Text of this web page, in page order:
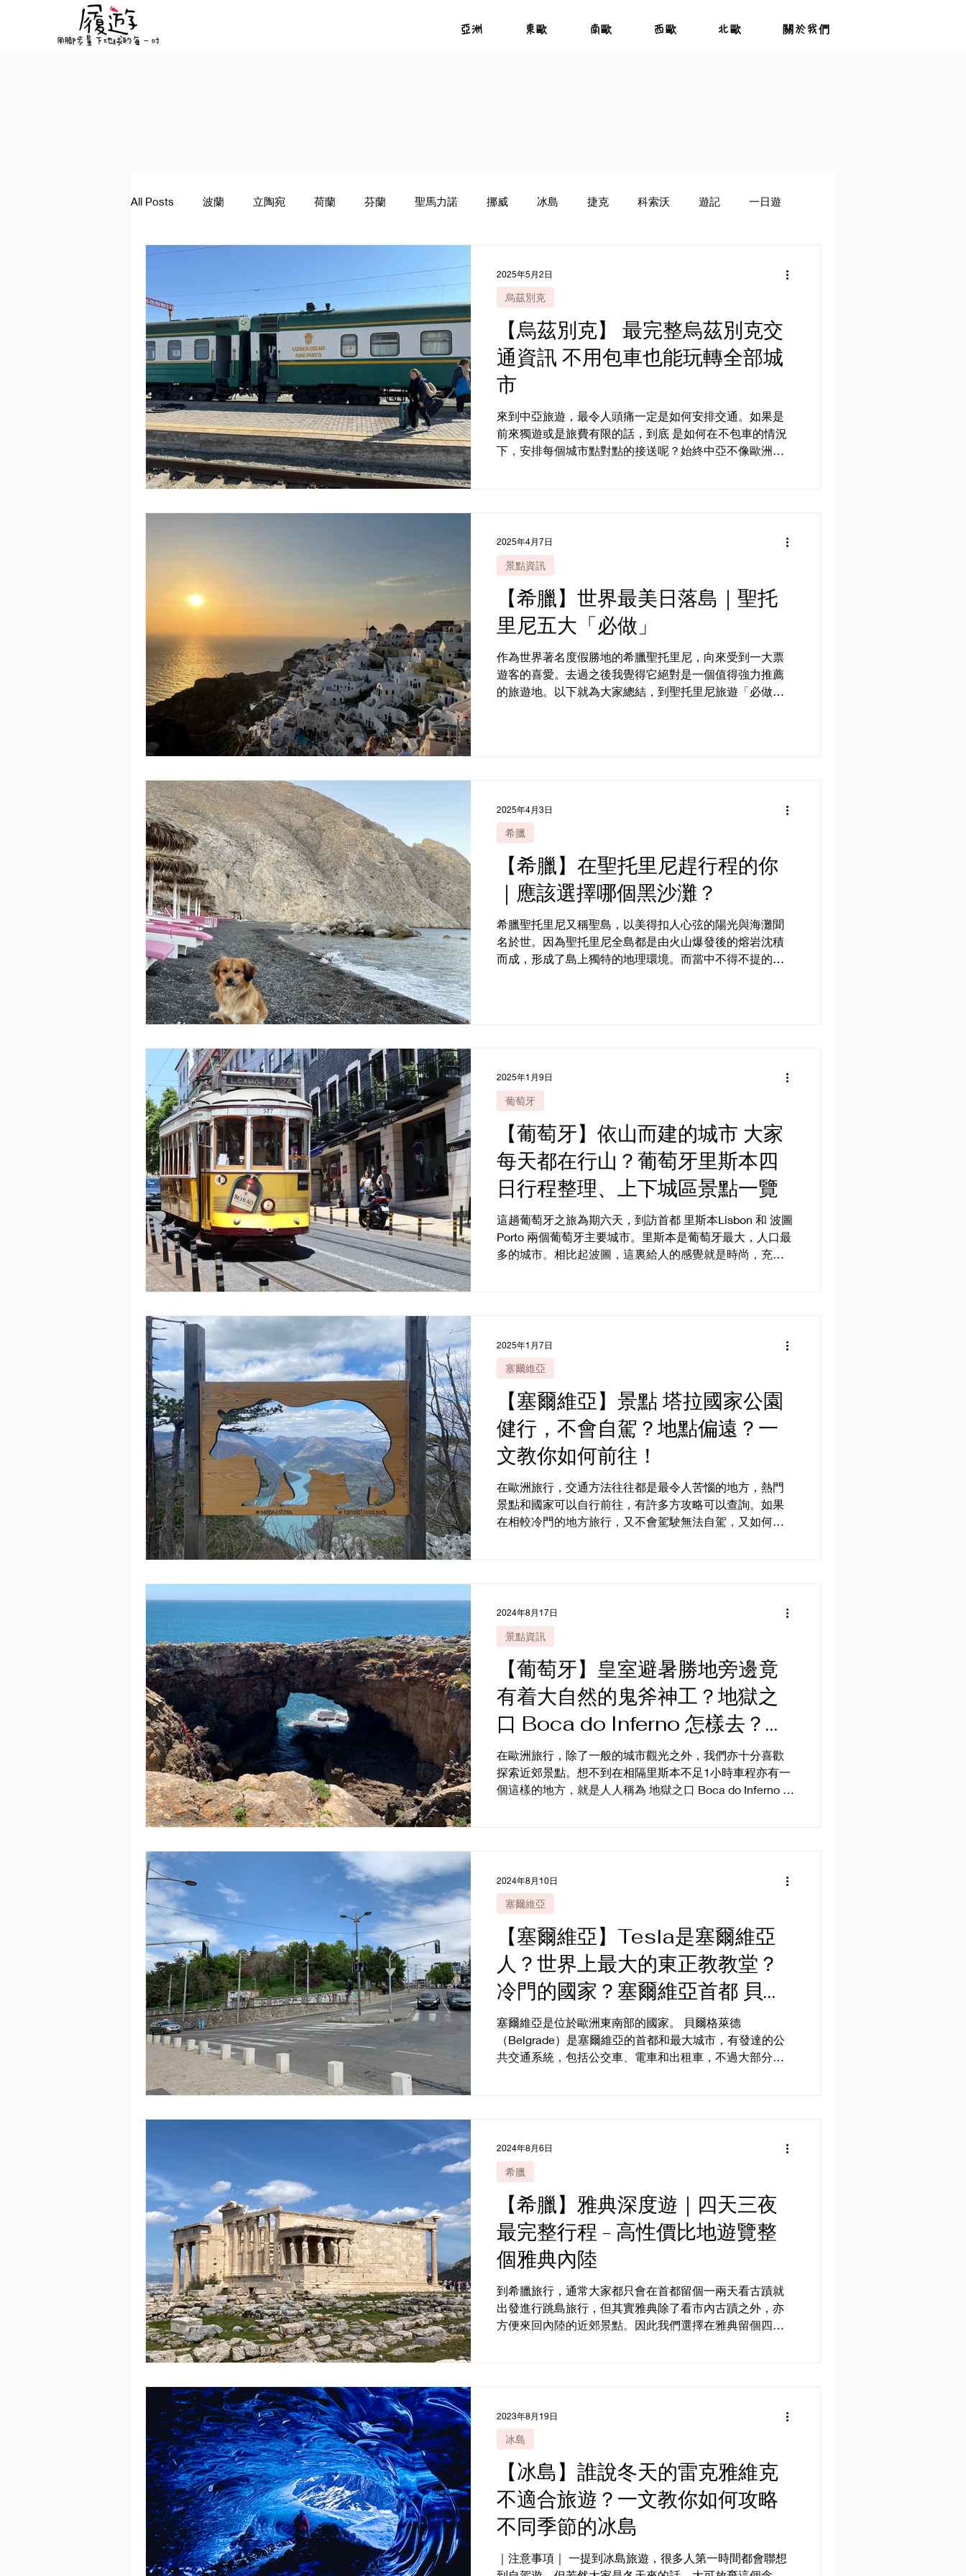
亞洲 東歐 南歐 西歐 北歐 關於我們
All Posts 波蘭 立陶宛 荷蘭 芬蘭 聖馬力諾 挪威 冰島 捷克 科索沃 遊記 一日遊
【烏茲別克】 最完整烏茲別克交
通資訊 不用包車也能玩轉全部城
市
來到中亞旅遊，最令人頭痛一定是如何安排交通。如果是
前來獨遊或是旅費有限的話，到底 是如何在不包車的情況
下，安排每個城市點對點的接送呢？始終中亞不像歐洲城
也是有火車和高鐵的，系統亦十分發達。是來往各大城市
的必然選擇。保安的話烏國也是沒話說，要進火車站須出
示車票和經過安檢，然後在車上也是配有巡邏人員每小時
都在巡。
烏茲別克
2025年5月2日
【希臘】世界最美日落島｜聖托
里尼五大「必做」
作為世界著名度假勝地的希臘聖托里尼，向來受到一大票
遊客的喜愛。去過之後我覺得它絕對是一個值得強力推薦
的旅遊地。以下就為大家總結，到聖托里尼旅遊「必做」
景點資訊
2025年4月7日
【希臘】在聖托里尼趕行程的你
｜應該選擇哪個黑沙灘？
希臘聖托里尼又稱聖島，以美得扣人心弦的陽光與海灘聞
名於世。因為聖托里尼全島都是由火山爆發後的熔岩沈積
而成，形成了島上獨特的地理環境。而當中不得不提的就
希臘
2025年4月3日
【葡萄牙】依山而建的城市 大家
每天都在行山？葡萄牙里斯本四
日行程整理、上下城區景點一覽
這趟葡萄牙之旅為期六天，到訪首都 里斯本Lisbon 和 波圖
Porto 兩個葡萄牙主要城市。里斯本是葡萄牙最大，人口最
多的城市。相比起波圖，這裏給人的感覺就是時尚，充滿
葡萄牙
2025年1月9日
【塞爾維亞】景點 塔拉國家公園
健行，不會自駕？地點偏遠？一
文教你如何前往！
在歐洲旅行，交通方法往往都是最令人苦惱的地方，熱門
景點和國家可以自行前往，有許多方攻略可以查詢。如果
在相較冷門的地方旅行，又不會駕駛無法自駕，又如何是
塞爾維亞
2025年1月7日
【葡萄牙】皇室避暑勝地旁邊竟
有着大自然的鬼斧神工？地獄之
口 Boca do Inferno 怎樣去？卡
斯凱什半日遊
在歐洲旅行，除了一般的城市觀光之外，我們亦十分喜歡
探索近郊景點。想不到在相隔里斯本不足1小時車程亦有一
個這樣的地方，就是人人稱為 地獄之口 Boca do Inferno 的
景點資訊
2024年8月17日
【塞爾維亞】Tesla是塞爾維亞
人？世界上最大的東正教教堂？
冷門的國家？塞爾維亞首都 貝爾
格萊德 Belgrade 景點一覽！
塞爾維亞是位於歐洲東南部的國家。 貝爾格萊德
（Belgrade）是塞爾維亞的首都和最大城市，有發達的公
共交通系統，包括公交車、電車和出租車，不過大部分市
塞爾維亞
2024年8月10日
【希臘】雅典深度遊｜四天三夜
最完整行程 - 高性價比地遊覽整
個雅典內陸
到希臘旅行，通常大家都只會在首都留個一兩天看古蹟就
出發進行跳島旅行，但其實雅典除了看市內古蹟之外，亦
方便來回內陸的近郊景點。因此我們選擇在雅典留個四日
希臘
2024年8月6日
【冰島】誰說冬天的雷克雅維克
不適合旅遊？一文教你如何攻略
不同季節的冰島
｜注意事項｜ 一提到冰島旅遊，很多人第一時間都會聯想
冰島
2023年8月19日